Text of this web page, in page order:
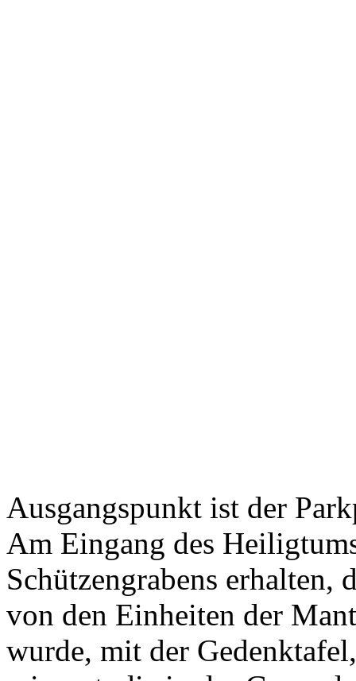
Ausgangspunkt ist der
Am Eingang des
Schützengrabens erhalten,
von den Einheiten der
wurde, mit der